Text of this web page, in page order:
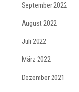
September 2022
August 2022
Juli 2022
März 2022
Dezember 2021